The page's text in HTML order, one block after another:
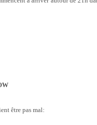
être pas mal: